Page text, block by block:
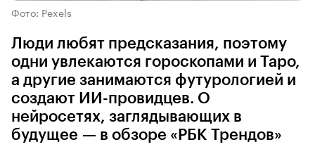
Фото: Pexels
Люди любят предсказания, поэтому
одни увлекаются гороскопами и Таро,
а другие занимаются футурологией и
создают ИИ-провидцев. О
нейросетях, заглядывающих в
будущее — в обзоре «РБК Трендов»